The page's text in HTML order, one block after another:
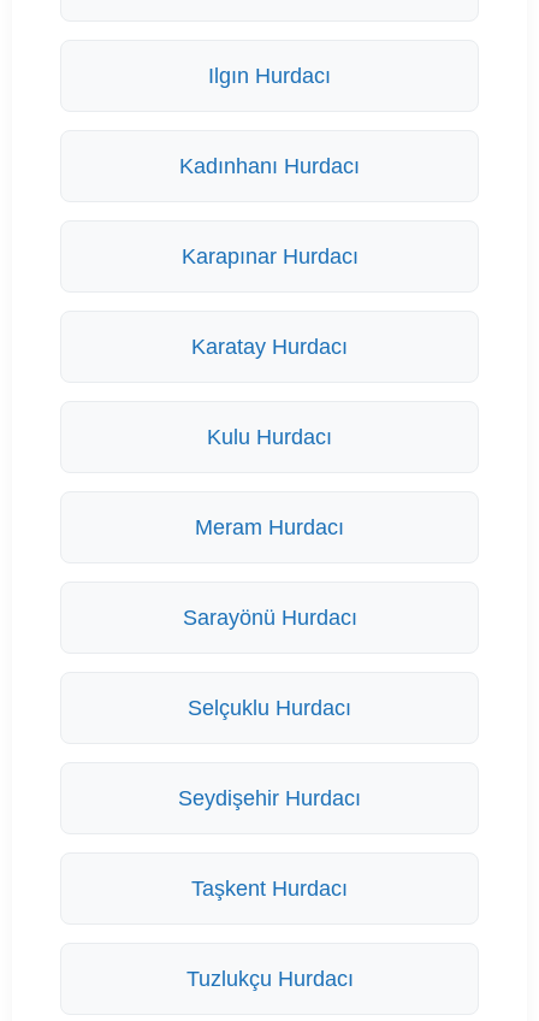
Ilgın Hurdacı
Kadınhanı Hurdacı
Karapınar Hurdacı
Karatay Hurdacı
Kulu Hurdacı
Meram Hurdacı
Sarayönü Hurdacı
Selçuklu Hurdacı
Seydişehir Hurdacı
Taşkent Hurdacı
Tuzlukçu Hurdacı